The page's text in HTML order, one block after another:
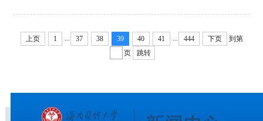
上页 1 ... 37 38 39 40 41 ... 444 下页
到第
页
跳转